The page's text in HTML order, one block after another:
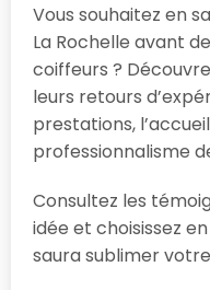
Vous souhaitez en
La Rochelle avant
coiffeurs ?
leurs retours
prestations,
professionnalisme
Consultez les
idée et choisissez
saura sublimer